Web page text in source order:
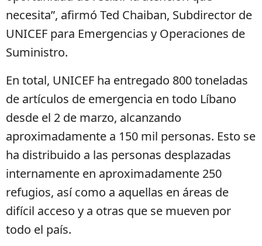
necesita”, afirmó Ted Chaiban, Subdirector de
UNICEF para Emergencias y Operaciones de
Suministro.
En total, UNICEF ha entregado 800 toneladas
de artículos de emergencia en todo Líbano
desde el 2 de marzo, alcanzando
aproximadamente a 150 mil personas. Esto se
ha distribuido a las personas desplazadas
internamente en aproximadamente 250
refugios, así como a aquellas en áreas de
difícil acceso y a otras que se mueven por
todo el país.